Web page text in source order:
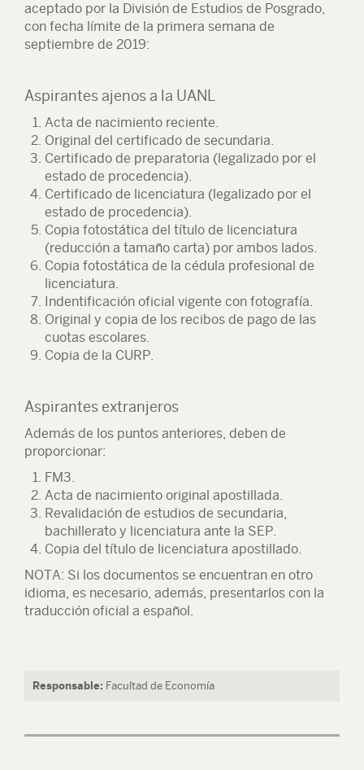
aceptado por la División de Estudios de Posgrado,
con fecha límite de la primera semana de
septiembre de 2019:
Aspirantes ajenos a la UANL
Acta de nacimiento reciente.
Original del certificado de secundaria.
Certificado de preparatoria (legalizado por el
estado de procedencia).
Certificado de licenciatura (legalizado por el
estado de procedencia).
Copia fotostática del título de licenciatura
(reducción a tamaño carta) por ambos lados.
Copia fotostática de la cédula profesional de
licenciatura.
Indentificación oficial vigente con fotografía.
Original y copia de los recibos de pago de las
cuotas escolares.
Copia de la CURP.
Aspirantes extranjeros
Además de los puntos anteriores, deben de
proporcionar:
FM3.
Acta de nacimiento original apostillada.
Revalidación de estudios de secundaria,
bachillerato y licenciatura ante la SEP.
Copia del título de licenciatura apostillado.
NOTA: Si los documentos se encuentran en otro
idioma, es necesario, además, presentarlos con la
traducción oficial a español.
Responsable: Facultad de Economía